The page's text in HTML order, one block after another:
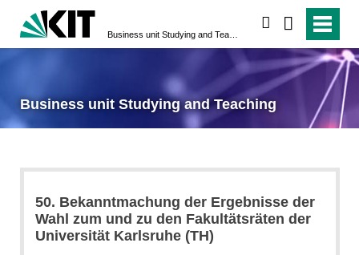
Business unit Studying and Teaching
50. Bekanntmachung der Ergebnisse der
Wahl zum und zu den Fakultätsräten der
Universität Karlsruhe (TH)